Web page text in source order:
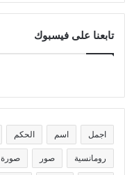
تابعنا على فيسبوك
اجمل اسم الحكم
رومانسية صور صورة